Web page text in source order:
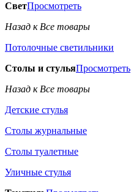
СветПросмотреть
Назад к Все товары
Потолочные светильники
Столы и стульяПросмотреть
Назад к Все товары
Детские стулья
Столы журнальные
Столы туалетные
Уличные стулья